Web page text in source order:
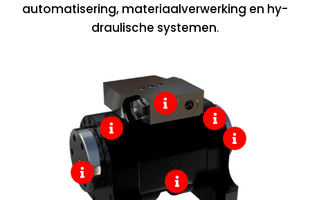
automatisering, materiaal­verwerking en hy­
draulische systemen.